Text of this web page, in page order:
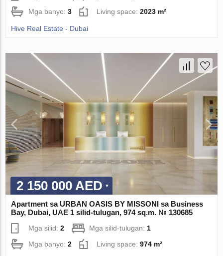
Mga banyo:3 Living space:2023 m²
Hive Real Estate - Dubai
2 150 000 AED
Apartment sa URBAN OASIS BY MISSONI sa Business
Bay, Dubai, UAE 1 silid-tulugan, 974 sq.m. № 130685
Mga silid:2 Mga silid-tulugan: 1
Mga banyo:2 Living space:974 m²